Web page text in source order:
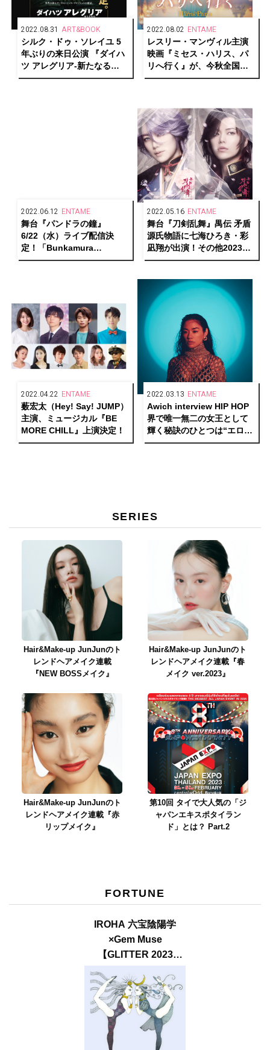
2022.08.31 ART&BOOK
シルク・ドゥ・ソレイユ 5
年ぶりの来日公演 『ダイハ
ツ アレグリア-新たなる
光-』が東京・大阪で開催決
2022.08.02 ENTAME
レスリー・マンヴィル主演
映画『ミセス・ハリス、パ
リへ行く』が、今秋全国公
開決定！
2022.06.12 ENTAME
舞台『パンドラの鐘』
6/22（水）ライブ配信決
定！「Bunkamura
STREAMING」にて
2022.05.16 ENTAME
舞台『刀剣乱舞』禺伝 矛盾
源氏物語に七海ひろき・彩
凪翔が出演！その他2023年
以降のラインナップも続々
2022.04.22 ENTAME
薮宏太（Hey! Say! JUMP）
主演、ミュージカル『BE
MORE CHILL』上演決定！
2022.03.13 ENTAME
Awich interview HIP HOP
界で唯一無二の女王として
輝く秘訣のひとつは“エロス
への探求心”
SERIES
Hair&Make-up JunJunのト
レンドヘアメイク連載
『NEW BOSSメイク』
Hair&Make-up JunJunのト
レンドヘアメイク連載『春
メイク ver.2023』
Hair&Make-up JunJunのト
レンドヘアメイク連載『赤
リップメイク』
第10回 タイで大人気の「ジ
ャパンエキスポタイラン
ド」とは？ Part.2
FORTUNE
IROHA 六宝陰陽学
×Gem Muse
【GLITTER 2023
SUMMER issue】